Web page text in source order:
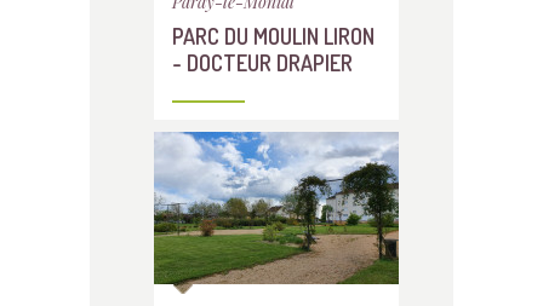
PARC DU MOULIN LIRON
- DOCTEUR DRAPIER